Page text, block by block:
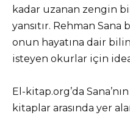
kadar uzanan zengin
yansıtır. Rehman
onun hayatına dair
isteyen okurlar için
El-kitap.org’da
kitaplar arasında yer